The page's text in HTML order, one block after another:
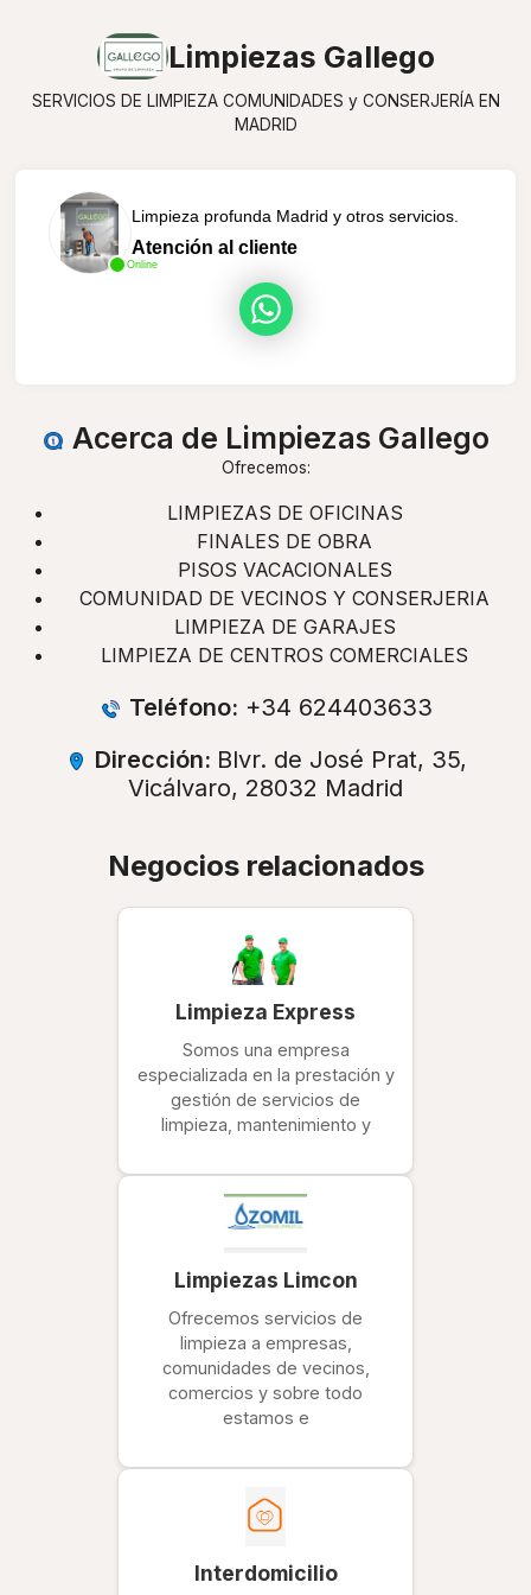
Limpiezas Gallego
SERVICIOS DE LIMPIEZA COMUNIDADES y CONSERJERÍA EN
MADRID
Online
Limpieza profunda Madrid y otros servicios.
Atención al cliente
Acerca de Limpiezas Gallego
Ofrecemos:
LIMPIEZAS DE OFICINAS
FINALES DE OBRA
PISOS VACACIONALES
COMUNIDAD DE VECINOS Y CONSERJERIA
LIMPIEZA DE GARAJES
LIMPIEZA DE CENTROS COMERCIALES
Teléfono: +34 624403633
Dirección: Blvr. de José Prat, 35,
Vicálvaro, 28032 Madrid
Negocios relacionados
Limpieza Express
Somos una empresa
especializada en la prestación y
gestión de servicios de
limpieza, mantenimiento y
Limpiezas Limcon
Ofrecemos servicios de
limpieza a empresas,
comunidades de vecinos,
comercios y sobre todo
estamos e
Interdomicilio